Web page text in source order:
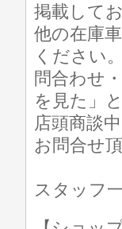
掲載して
他の在庫
ください。
問合わせ
を見た」
店頭商談
お問合せ
スタッフ